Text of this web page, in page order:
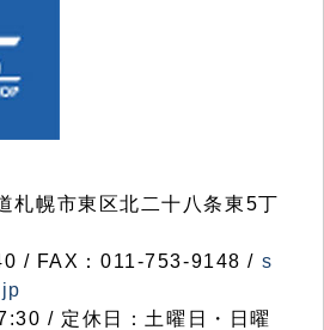
幌市東区北二十八条東5丁
/ FAX：011-753-9148 / s
/ 定休日：土曜日・日曜